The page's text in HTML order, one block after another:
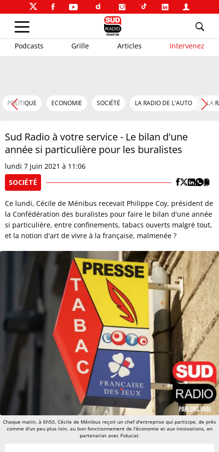
Podcasts Grille Articles Intervenez
POLITIQUE ECONOMIE SOCIÉTÉ LA RADIO DE L'AUTO LA
Sud Radio à votre service - Le bilan d'une
année si particulière pour les buralistes
lundi 7 juin 2021 à 11:06
SOCIÉTÉ
Ce lundi, Cécile de Ménibus recevait Philippe Coy, président de
la Confédération des buralistes pour faire le bilan d'une année
si particulière, entre confinements, tabacs ouverts malgré tout,
et la notion d'art de vivre à la française, malmenée ?
Chaque matin, à 6h50, Cécile de Ménibus reçoit un chef d'entreprise qui participe, de près
comme d'un peu plus loin, au bon fonctionnement de l'économie et aux innovations, en
partenariat avec Fiducial.